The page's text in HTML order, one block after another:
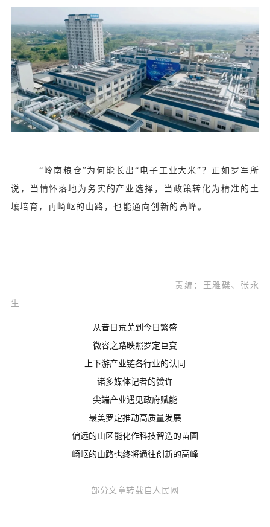
“岭南粮仓”为何能长出“电子工业大米”？正如罗军所
说，当情怀落地为务实的产业选择，当政策转化为精准的土
壤培育，再崎岖的山路，也能通向创新的高峰。
责编：王雅碟、张永
生
从昔日荒芜到今日繁盛
微容之路映照罗定巨变
上下游产业链各行业的认同
诸多媒体记者的赞许
尖端产业遇见政府赋能
最美罗定推动高质量发展
偏远的山区能化作科技智造的苗圃
崎岖的山路也终将通往创新的高峰
部分文章转载自人民网